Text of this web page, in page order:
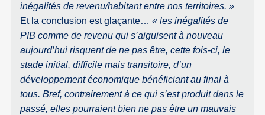
inégalités de revenu/habitant entre nos territoires. »
Et la conclusion est glaçante…« les inégalités de
PIB comme de revenu qui s’aiguisent à nouveau
aujourd’hui risquent de ne pas être, cette fois-ci, le
stade initial, difficile mais transitoire, d’un
développement économique bénéficiant au final à
tous. Bref, contrairement à ce qui s’est produit dans le
passé, elles pourraient bien ne pas être un mauvais